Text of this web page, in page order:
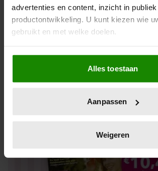
advertenties en content, inzicht in
productontwikkeling. U kunt kiezen wie
gebruikt en met welke doelen.
Als u het toestaat, willen we ook graag:
Informatie verzamelen over uw
die tot een paar meter nauwkeurig
op specifieke eigenschappen
verwerkt en stel uw voorkeuren in het
intrekken in de Cookieverklaring.
Alles toestaan
Aanpassen
Weigeren
Abonneren
Digitaal lezen